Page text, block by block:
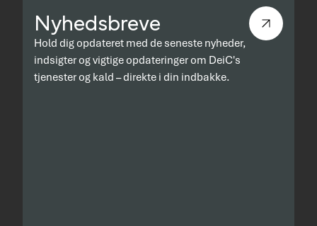
Nyhedsbreve
Hold dig opdateret med de seneste nyheder,
indsigter og vigtige opdateringer om DeiC's
tjenester og kald – direkte i din indbakke.